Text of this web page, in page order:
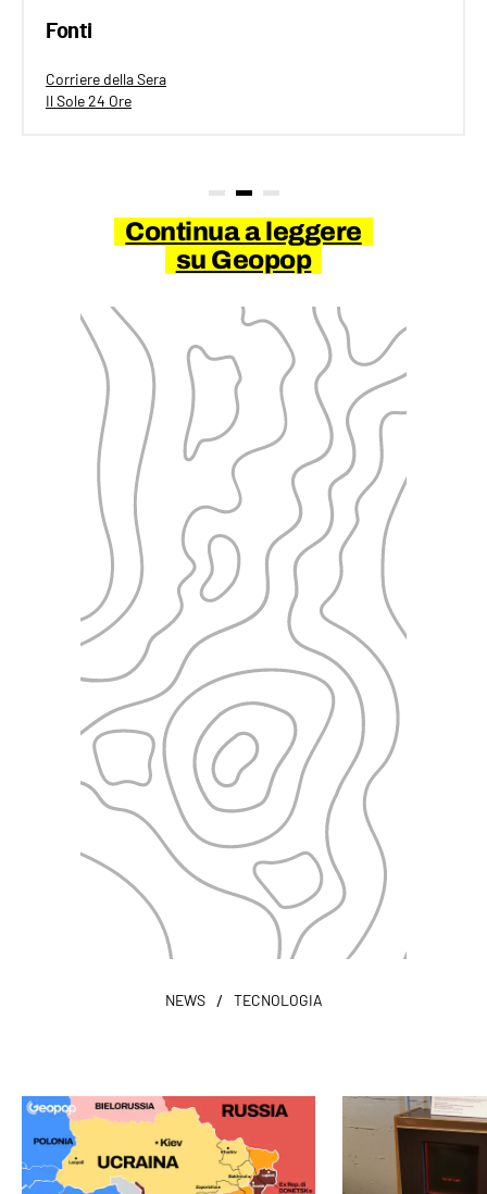
Fonti
Corriere della Sera
Il Sole 24 Ore
Continua a leggere
su Geopop
NEWS / TECNOLOGIA